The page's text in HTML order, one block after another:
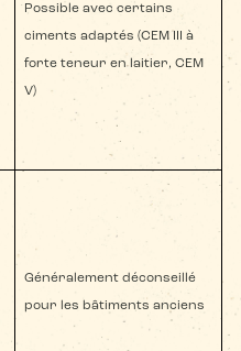
Possible avec certains
ciments adaptés (CEM III à
forte teneur en laitier, CEM
V)
Généralement déconseillé
pour les bâtiments anciens